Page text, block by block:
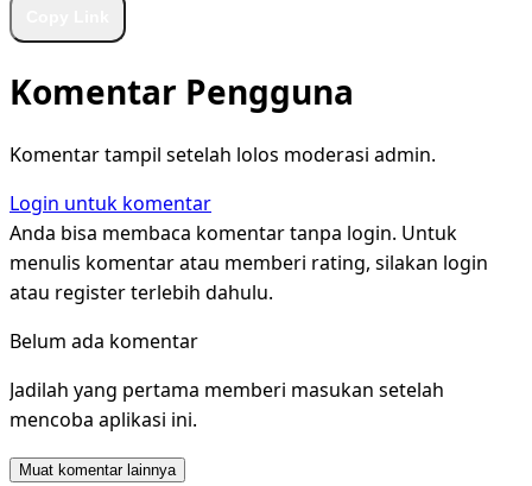
Komentar Pengguna
Komentar tampil setelah lolos moderasi admin.
Login untuk komentar
Anda bisa membaca komentar tanpa login. Untuk
menulis komentar atau memberi rating, silakan login
atau register terlebih dahulu.
Belum ada komentar
Jadilah yang pertama memberi masukan setelah
mencoba aplikasi ini.
Muat komentar lainnya